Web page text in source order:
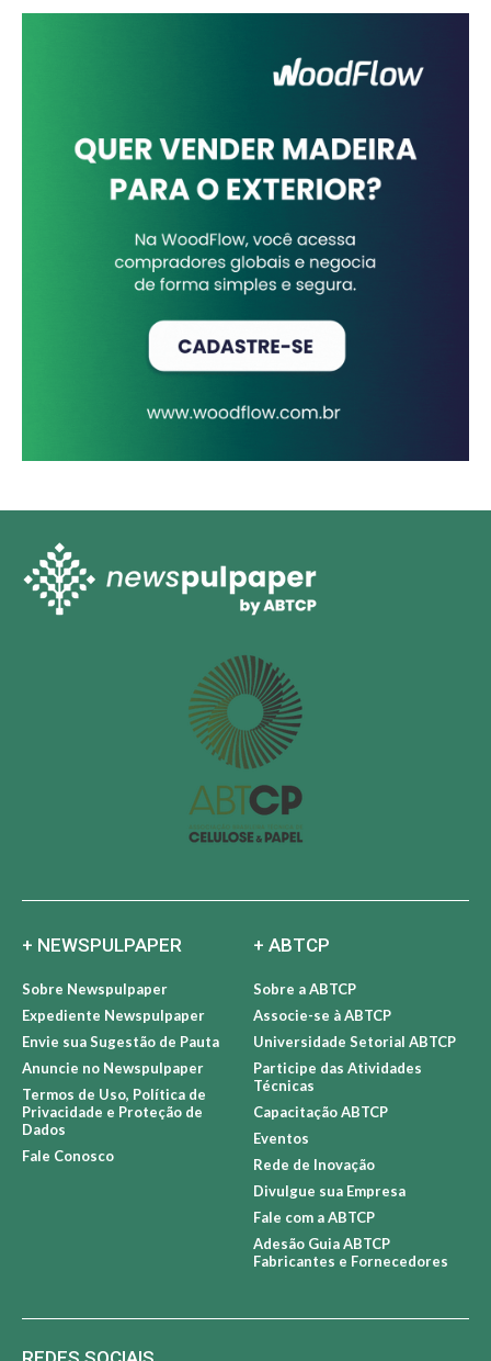
+ NEWSPULPAPER
Sobre Newspulpaper
Expediente Newspulpaper
Envie sua Sugestão de Pauta
Anuncie no Newspulpaper
Termos de Uso, Política de
Privacidade e Proteção de
Dados
Fale Conosco
+ ABTCP
Sobre a ABTCP
Associe-se à ABTCP
Universidade Setorial ABTCP
Participe das Atividades
Técnicas
Capacitação ABTCP
Eventos
Rede de Inovação
Divulgue sua Empresa
Fale com a ABTCP
Adesão Guia ABTCP
Fabricantes e Fornecedores